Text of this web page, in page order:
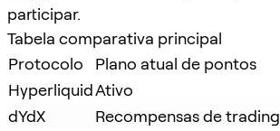
participar.
Tabela comparativa principal
Protocolo
Plano atual de pontos
HyperliquidAtivo
dYdX
Recompensas de trading